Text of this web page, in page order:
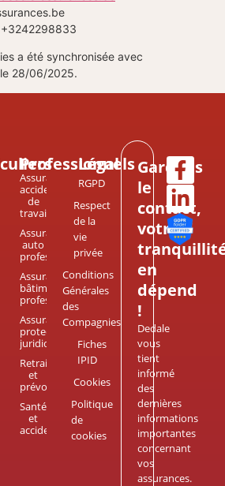
a été synchronisée avec
le 28/06/2025.
Professionnels
Assurance
accident
de
travail
Assurance
auto
professionnel
Assurance
bâtiment
professionnel
Assurance
protection
juridique
Retraite
et
prévoyance
Santé
et
accidents
Légal
RGPD
Respect
de la
vie
privée
Conditions
Générales
des
Compagnies
Fiches
IPID
Cookies
Politique
de
cookies
Gardons
le
contact,
votre
en
dépend
!
Dedale
vous
tient
informé
des
dernières
informations
importantes
concernant
vos
assurances.